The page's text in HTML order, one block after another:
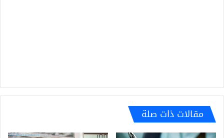
مقالات ذات صلة